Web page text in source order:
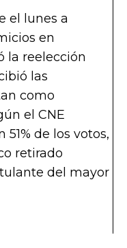
el lunes a
en
la reelección
las
como
el CNE
de los votos,
retirado
del mayor